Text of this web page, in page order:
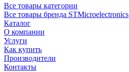
Все товары категории
Все товары бренда STMicroelectronics
Каталог
О компании
Услуги
Как купить
Производители
Контакты